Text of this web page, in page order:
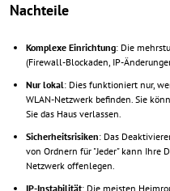
Nachteile
Komplexe Einrichtung: Die
(Firewall-Blockaden, IP-
Nur lokal: Dies funktioniert nur,
WLAN-Netzwerk befinden. Sie
Sie das Haus verlassen.
Sicherheitsrisiken: Das
von Ordnern für "Jeder" kann Ihre
Netzwerk offenlegen.
IP-Instabilität: Die meisten